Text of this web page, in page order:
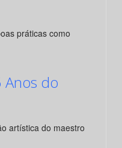
práticas como
Anos do
artística do maestro